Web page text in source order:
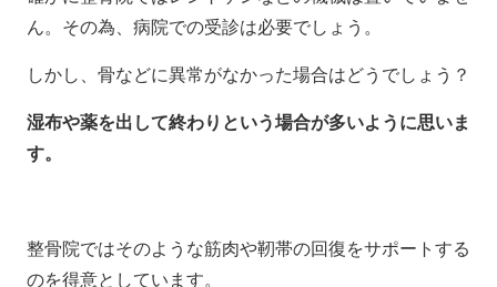
ん。その為、病院での受診は必要でしょう。
しかし、骨などに異常がなかった場合はどうでしょう？
湿布や薬を出して終わりという場合が多いように思いま
す。
整骨院ではそのような筋肉や靭帯の回復をサポートする
のを得意としています。